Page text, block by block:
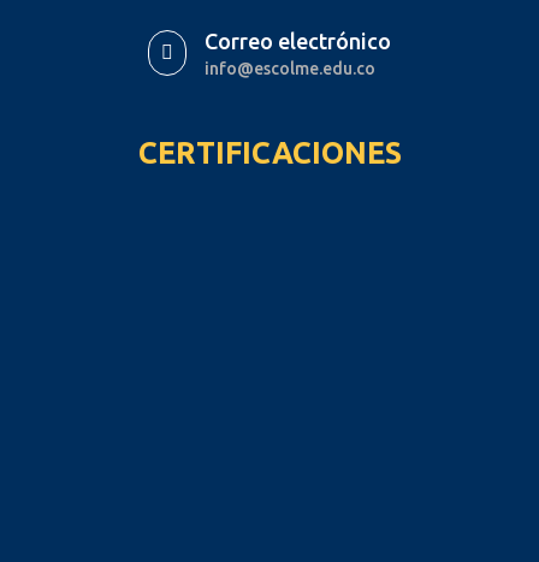
 Correo electrónico
info@escolme.edu.co
CERTIFICACIONES